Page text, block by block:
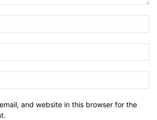
and website in this browser for the